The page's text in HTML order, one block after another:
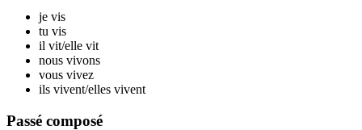
je vis
tu vis
il vit/elle vit
nous vivons
vous vivez
ils vivent/elles vivent
Passé composé